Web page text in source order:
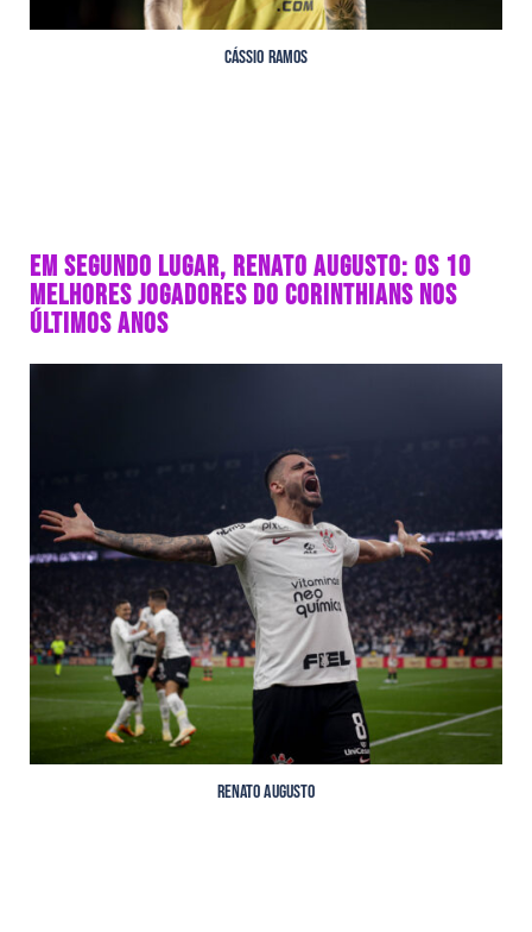
Cássio Ramos
EM SEGUNDO LUGAR, RENATO AUGUSTO: OS 10
MELHORES JOGADORES DO CORINTHIANS NOS
ÚLTIMOS ANOS
Renato Augusto